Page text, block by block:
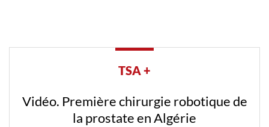
TSA +
Vidéo. Première chirurgie robotique de
la prostate en Algérie